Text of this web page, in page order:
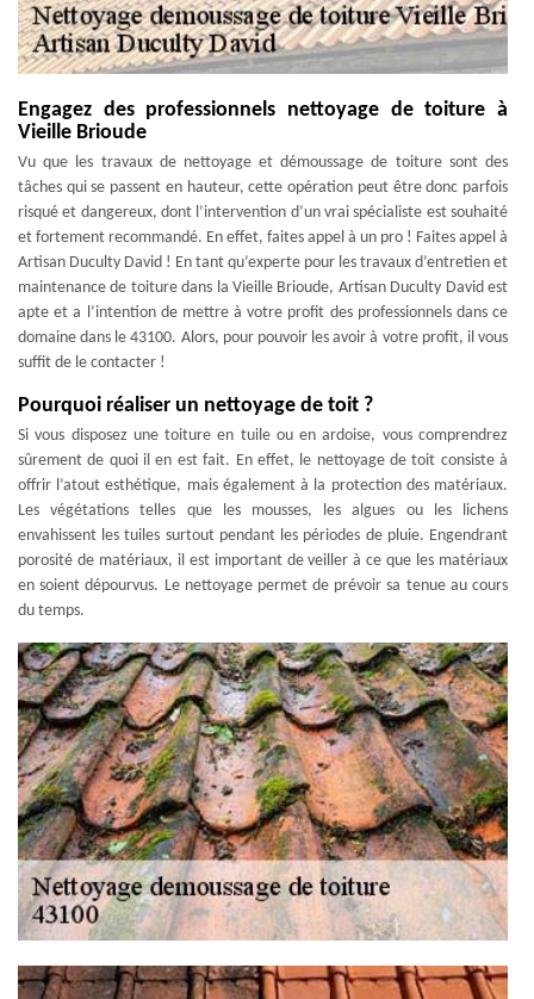
Engagez des professionnels nettoyage de toiture à
Vieille Brioude
Vu que les travaux de nettoyage et démoussage de toiture sont des
tâches qui se passent en hauteur, cette opération peut être donc parfois
risqué et dangereux, dont l’intervention d’un vrai spécialiste est souhaité
et fortement recommandé. En effet, faites appel à un pro ! Faites appel à
Artisan Duculty David ! En tant qu’experte pour les travaux d’entretien et
maintenance de toiture dans la Vieille Brioude, Artisan Duculty David est
apte et a l’intention de mettre à votre profit des professionnels dans ce
domaine dans le 43100. Alors, pour pouvoir les avoir à votre profit, il vous
suffit de le contacter !
Pourquoi réaliser un nettoyage de toit ?
Si vous disposez une toiture en tuile ou en ardoise, vous comprendrez
sûrement de quoi il en est fait. En effet, le nettoyage de toit consiste à
offrir l’atout esthétique, mais également à la protection des matériaux.
Les végétations telles que les mousses, les algues ou les lichens
envahissent les tuiles surtout pendant les périodes de pluie. Engendrant
porosité de matériaux, il est important de veiller à ce que les matériaux
en soient dépourvus. Le nettoyage permet de prévoir sa tenue au cours
du temps.